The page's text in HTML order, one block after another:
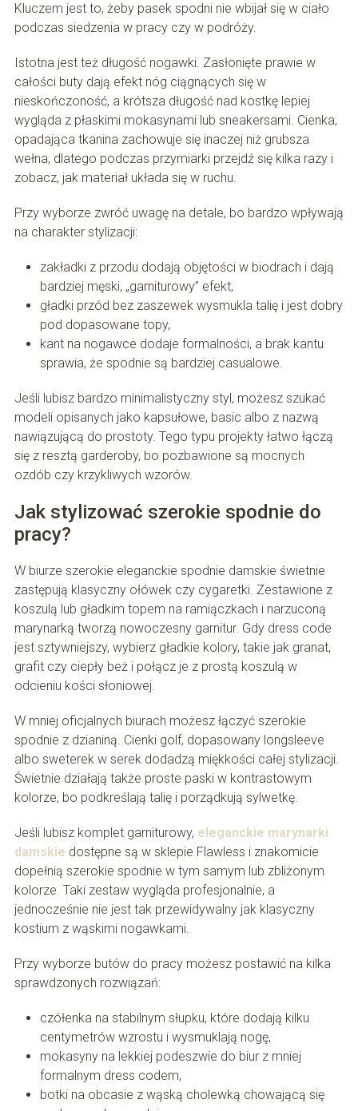
Kluczem jest to, żeby pasek spodni nie wbijał się w ciało
podczas siedzenia w pracy czy w podróży.
Istotna jest też długość nogawki. Zasłonięte prawie w
całości buty dają efekt nóg ciągnących się w
nieskończoność, a krótsza długość nad kostkę lepiej
wygląda z płaskimi mokasynami lub sneakersami. Cienka,
opadająca tkanina zachowuje się inaczej niż grubsza
wełna, dlatego podczas przymiarki przejdź się kilka razy i
zobacz, jak materiał układa się w ruchu.
Przy wyborze zwróć uwagę na detale, bo bardzo wpływają
na charakter stylizacji:
zakładki z przodu dodają objętości w biodrach i dają
bardziej męski, „garniturowy” efekt,
gładki przód bez zaszewek wysmukla talię i jest dobry
pod dopasowane topy,
kant na nogawce dodaje formalności, a brak kantu
sprawia, że spodnie są bardziej casualowe.
Jeśli lubisz bardzo minimalistyczny styl, możesz szukać
modeli opisanych jako kapsułowe, basic albo z nazwą
nawiązującą do prostoty. Tego typu projekty łatwo łączą
się z resztą garderoby, bo pozbawione są mocnych
ozdób czy krzykliwych wzorów.
Jak stylizować szerokie spodnie do
pracy?
W biurze szerokie eleganckie spodnie damskie świetnie
zastępują klasyczny ołówek czy cygaretki. Zestawione z
koszulą lub gładkim topem na ramiączkach i narzuconą
marynarką tworzą nowoczesny garnitur. Gdy dress code
jest sztywniejszy, wybierz gładkie kolory, takie jak granat,
grafit czy ciepły beż i połącz je z prostą koszulą w
odcieniu kości słoniowej.
W mniej oficjalnych biurach możesz łączyć szerokie
spodnie z dzianiną. Cienki golf, dopasowany longsleeve
albo sweterek w serek dodadzą miękkości całej stylizacji.
Świetnie działają także proste paski w kontrastowym
kolorze, bo podkreślają talię i porządkują sylwetkę.
Jeśli lubisz komplet garniturowy, eleganckie marynarki
damskie dostępne są w sklepie Flawless i znakomicie
dopełnią szerokie spodnie w tym samym lub zbliżonym
kolorze. Taki zestaw wygląda profesjonalnie, a
jednocześnie nie jest tak przewidywalny jak klasyczny
kostium z wąskimi nogawkami.
Przy wyborze butów do pracy możesz postawić na kilka
sprawdzonych rozwiązań:
czółenka na stabilnym słupku, które dodają kilku
centymetrów wzrostu i wysmuklają nogę,
mokasyny na lekkiej podeszwie do biur z mniej
formalnym dress codem,
botki na obcasie z wąską cholewką chowającą się